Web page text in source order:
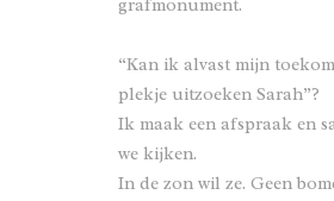
grafmonument.
“Kan ik alvast mijn
plekje uitzoeken Sarah”?
Ik maak een afspraak en
we kijken.
In de zon wil ze. Geen